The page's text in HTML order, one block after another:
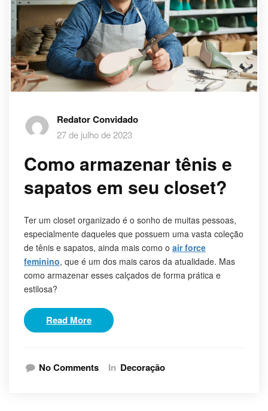
Redator Convidado
27 de julho de 2023
Como armazenar tênis e
sapatos em seu closet?
Ter um closet organizado é o sonho de muitas pessoas,
especialmente daqueles que possuem uma vasta coleção
de tênis e sapatos, ainda mais como o air force
feminino, que é um dos mais caros da atualidade. Mas
como armazenar esses calçados de forma prática e
estilosa?
Read More
No Comments In Decoração